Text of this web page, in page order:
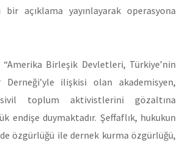
bir açıklama yayınlayarak operasyona
“Amerika Birleşik Devletleri, Türkiye’nin
ilişkisi olan akademisyen,
toplum aktivistlerini gözaltına
endişe duymaktadır. Şeffaflık, hukukun
özgürlüğü ile dernek kurma özgürlüğü,